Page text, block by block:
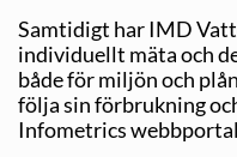
Samtidigt har IMD
individuellt mäta och
både för miljön och
följa sin förbrukning
Infometrics